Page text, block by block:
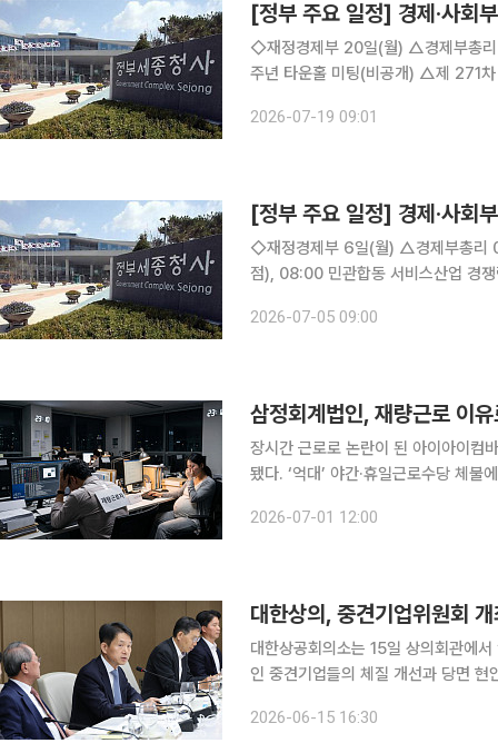
[정부 주요 일정] 경제·사
◇재정경제부 20일(월) △경제부총리 08:45 대외경제장관회의(세종청사), 13:30 부총리 취임 1
주년 타운홀 미팅(비공개) △제 271차 대외경제장관회의 개최 △확대간부회의 개최 21일(화) △경
데호텔) △재경부 2차관 14:
2026-07-19 09:01
[정부 주요 일정] 경제·사
◇재정경제부 6일(월) △경제부총리 07:35 24시간 외환시장 개장 계기 딜링룸 방문(하나은행 본
점), 08:00 민관합동 서비스산업 경쟁력 강화 TF(웨
일(화) △경제부총리 10:00 국무회
2026-07-05 09:00
삼정회계법인, 재량근로 이
장시간 근로로 논란이 된 아이아이컴
됐다. ‘억대’ 야간·휴일근로수당 체불에
인 삼정회계법인에 대한 기획감독 결
2026-07-01 12:00
대한상의, 중견기업위원회
대한상공회의소는 15일 상의회관에
인 중견기업들의 체질 개선과 당면 현안 해결 방안을 논의
균 이트너스 대표이사 등 중견기업
2026-06-15 16:30